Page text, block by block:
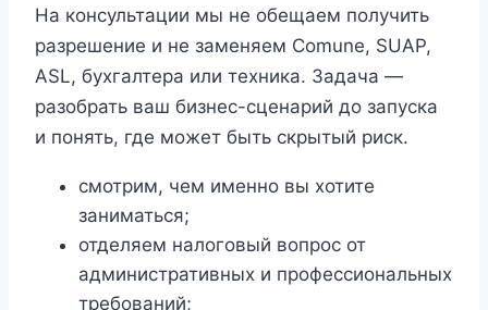
На консультации мы не обещаем получить
разрешение и не заменяем Comune, SUAP,
ASL, бухгалтера или техника. Задача —
разобрать ваш бизнес-сценарий до запуска
и понять, где может быть скрытый риск.
смотрим, чем именно вы хотите
заниматься;
отделяем налоговый вопрос от
административных и профессиональных
требований;